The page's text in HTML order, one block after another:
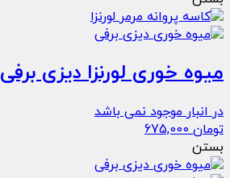
میوه خوری لورنزا دیزی برفی
در انبار موجود نمی باشد
تومان675,000
بستن